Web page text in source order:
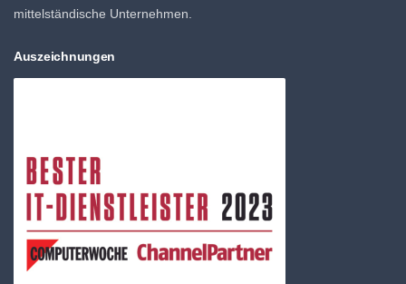
mittelständische Unternehmen.
Auszeichnungen